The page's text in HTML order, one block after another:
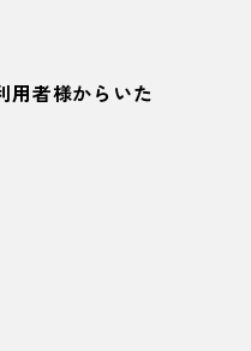
用者様からいた